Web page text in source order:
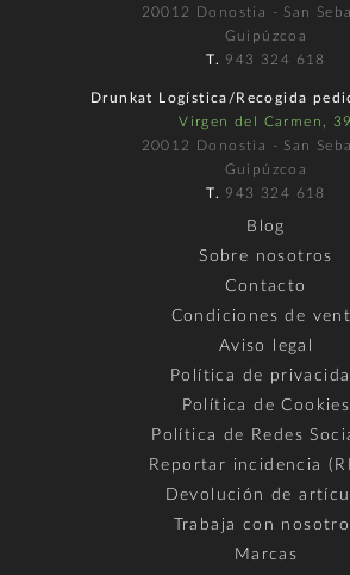
20012 Donostia - San
Guipúzcoa
T. 943 324 618
Drunkat Logística/Recogida
Virgen del Carmen, 39
20012 Donostia - San
Guipúzcoa
T. 943 324 618
Blog
Sobre nosotros
Contacto
Condiciones de
Aviso legal
Política de
Política de Cookies
Política de Redes
Reportar incidencia
Devolución de
Trabaja con
Marcas